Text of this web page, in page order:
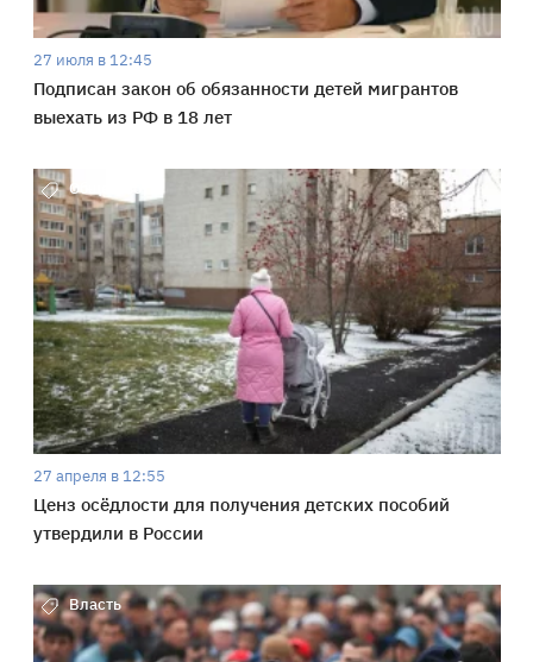
27 июля в 12:45
Подписан закон об обязанности детей мигрантов
выехать из РФ в 18 лет
Общество
27 апреля в 12:55
Ценз осёдлости для получения детских пособий
утвердили в России
Власть